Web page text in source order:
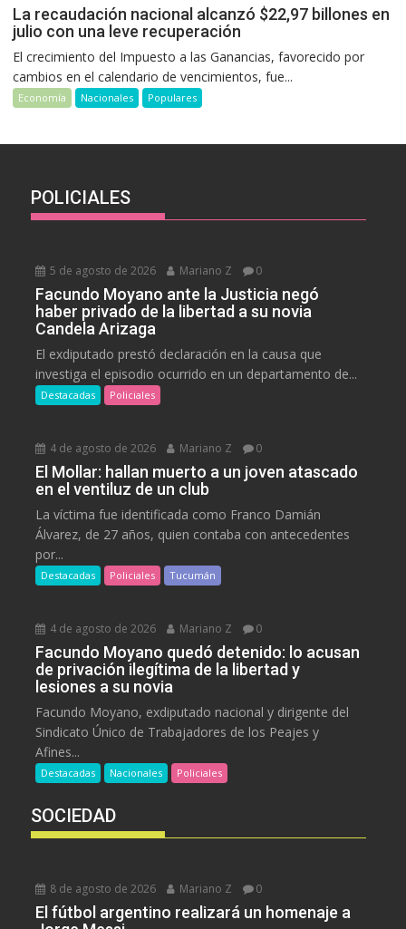
La recaudación nacional alcanzó $22,97 billones en
julio con una leve recuperación
El crecimiento del Impuesto a las Ganancias, favorecido por
cambios en el calendario de vencimientos, fue...
Economía Nacionales Populares
POLICIALES
5 de agosto de 2026 Mariano Z 0
Facundo Moyano ante la Justicia negó
haber privado de la libertad a su novia
Candela Arizaga
El exdiputado prestó declaración en la causa que
investiga el episodio ocurrido en un departamento de...
Destacadas Policiales
4 de agosto de 2026 Mariano Z 0
El Mollar: hallan muerto a un joven atascado
en el ventiluz de un club
La víctima fue identificada como Franco Damián
Álvarez, de 27 años, quien contaba con antecedentes
por...
Destacadas Policiales Tucumán
4 de agosto de 2026 Mariano Z 0
Facundo Moyano quedó detenido: lo acusan
de privación ilegítima de la libertad y
lesiones a su novia
Facundo Moyano, exdiputado nacional y dirigente del
Sindicato Único de Trabajadores de los Peajes y
Afines...
Destacadas Nacionales Policiales
SOCIEDAD
8 de agosto de 2026 Mariano Z 0
El fútbol argentino realizará un homenaje a